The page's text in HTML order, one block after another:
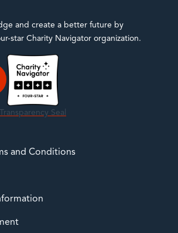
and create a better future by
star Charity Navigator organization.
and Conditions